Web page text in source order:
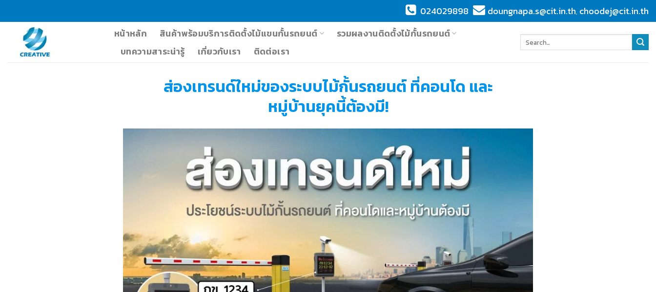
content
024029898 doungnapa.s@cit.in.th, choodej@cit.in.th
หน้าหลัก สินค้าพร้อมบริการติดตั้งไม้แขนกั้นรถยนต์
รวมผลงานติดตั้งไม้กั้นรถยนต์
บทความสาระน่ารู้
เกี่ยวกับเรา ติดต่อเรา
ส่องเทรนด์ใหม่ของระบบไม้กั้นรถยนต์ ที่คอนโด และ
หมู่บ้านยุคนี้ต้องมี!